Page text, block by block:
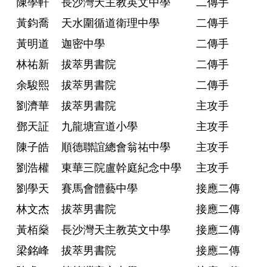
陳學軒
長沙灣天主教英文中學
二傳手
黃鈞喬
天水圍循道衛理中學
二傳手
黃明道
迦密中學
二傳手
林祐新
拔萃男書院
二傳手
余駿熙
拔萃男書院
二傳手
劉濟華
拔萃男書院
主攻手
鄧天証
九龍塘宣道小學
主攻手
陳子皓
順德聯誼總會翁祐中學
主攻手
劉浩權
東華三院盧幹庭紀念中學
主攻手
劉學天
賽馬會體藝中學
接應二傳
林文杰
拔萃男書院
接應二傳
黃栢燊
長沙灣天主教英文中學
接應二傳
梁銘峰
拔萃男書院
接應二傳